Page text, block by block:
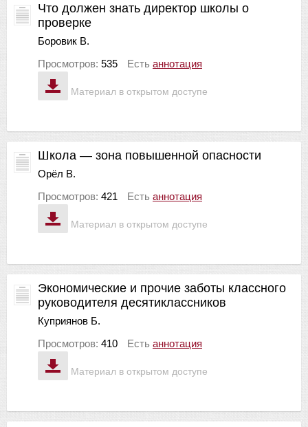
Материал в открытом доступе
Что должен знать директор школы о
проверке
Боровик В.
Просмотров: 535 Есть аннотация
Материал в открытом доступе
Школа — зона повышенной опасности
Орёл В.
Просмотров: 421 Есть аннотация
Материал в открытом доступе
Экономические и прочие заботы классного
руководителя десятиклассников
Куприянов Б.
Просмотров: 410 Есть аннотация